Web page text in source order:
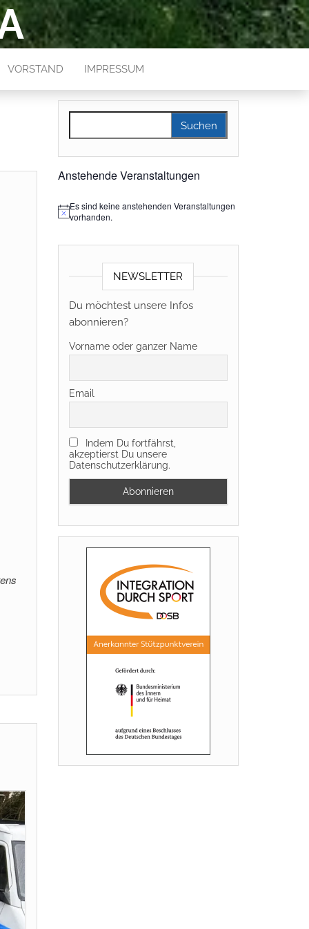
VORSTAND IMPRESSUM
Anstehende Veranstaltungen
H
w
Es sind keine anstehenden Veranstaltungen
vorhanden.
NEWSLETTER
Du möchtest unsere Infos
abonnieren?
Vorname oder ganzer Name
Email
Indem Du fortfährst,
akzeptierst Du unsere
Datenschutzerklärung.